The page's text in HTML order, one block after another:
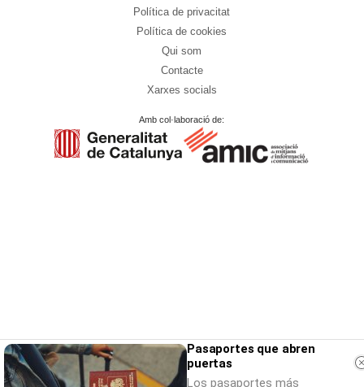
Política de privacitat
Política de cookies
Qui som
Contacte
Xarxes socials
Amb col·laboració de:
Pasaportes que abren
puertas
Los pasaportes más